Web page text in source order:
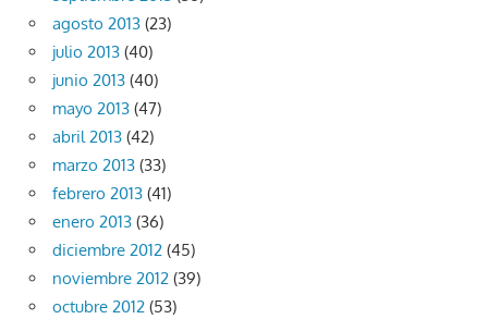
agosto 2013 (23)
julio 2013 (40)
junio 2013 (40)
mayo 2013 (47)
abril 2013 (42)
marzo 2013 (33)
febrero 2013 (41)
enero 2013 (36)
diciembre 2012 (45)
noviembre 2012 (39)
octubre 2012 (53)